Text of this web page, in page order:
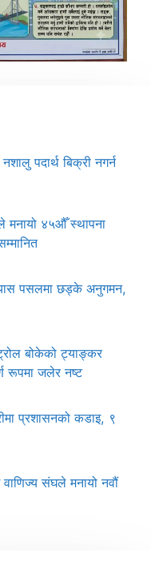
पदार्थ बिक्री नगर्न
मनायो ४५औँ स्थापना
पसलमा छड्के अनुगमन,
बोकेको ट्याङ्कर
रूपमा जलेर नष्ट
प्रशासनको कडाइ, ९
वाणिज्य संघले मनायो नवौं